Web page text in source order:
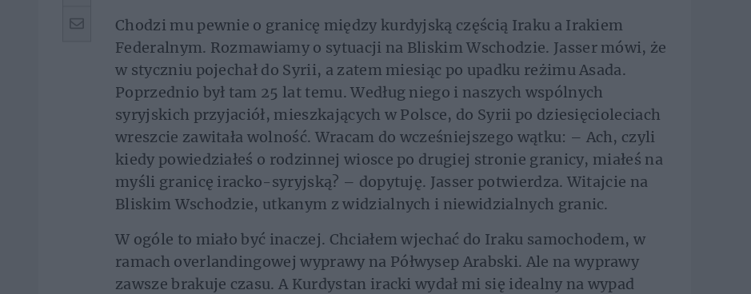
Chodzi mu pewnie o granicę między kurdyjską częścią Iraku a Irakiem
Federalnym. Rozmawiamy o sytuacji na Bliskim Wschodzie. Jasser mówi, że
w styczniu pojechał do Syrii, a zatem miesiąc po upadku reżimu Asada.
Poprzednio był tam 25 lat temu. Według niego i naszych wspólnych
syryjskich przyjaciół, mieszkających w Polsce, do Syrii po dziesięcioleciach
wreszcie zawitała wolność. Wracam do wcześniejszego wątku: – Ach, czyli
kiedy powiedziałeś o rodzinnej wiosce po drugiej stronie granicy, miałeś na
myśli granicę iracko-syryjską? – dopytuję. Jasser potwierdza. Witajcie na
Bliskim Wschodzie, utkanym z widzialnych i niewidzialnych granic.
W ogóle to miało być inaczej. Chciałem wjechać do Iraku samochodem, w
ramach overlandingowej wyprawy na Półwysep Arabski. Ale na wyprawy
zawsze brakuje czasu. A Kurdystan iracki wydał mi się idealny na wypad